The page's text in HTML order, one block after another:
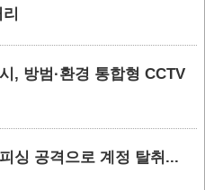
, 방범·환경 통합형 CCTV
싱 공격으로 계정 탈취...